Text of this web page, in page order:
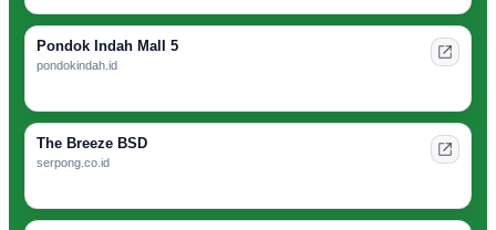
Pondok Indah Mall 5
pondokindah.id
The Breeze BSD
serpong.co.id